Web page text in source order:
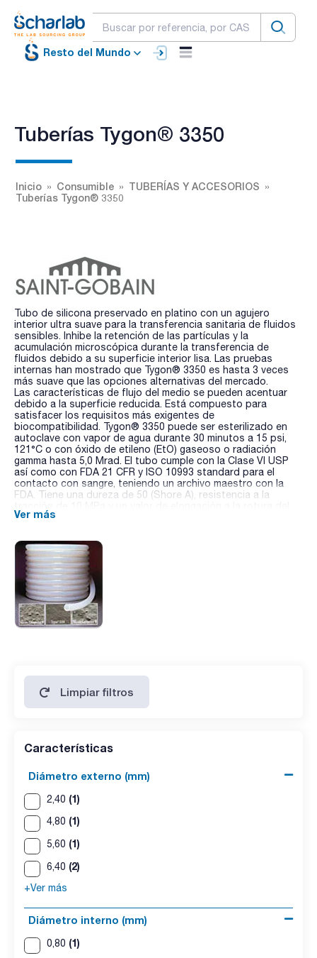
Resto del Mundo
Tuberías Tygon® 3350
Inicio Consumible
TUBERÍAS Y ACCESORIOS
Tuberías Tygon® 3350
Tubo de silicona preservado en platino con un agujero
interior ultra suave para la transferencia sanitaria de fluidos
sensibles. Inhibe la retención de las partículas y la
acumulación microscópica durante la transferencia de
fluidos debido a su superficie interior lisa. Las pruebas
internas han mostrado que Tygon® 3350 es hasta 3 veces
más suave que las opciones alternativas del mercado.
Las características de flujo del medio se pueden acentuar
debido a la superficie reducida. Está compuesto para
satisfacer los requisitos más exigentes de
biocompatibilidad. Tygon® 3350 puede ser esterilizado en
autoclave con vapor de agua durante 30 minutos a 15 psi,
121°C o con óxido de etileno (EtO) gaseoso o radiación
gamma hasta 5,0 Mrad. El tubo cumple con la Clase VI USP
así como con FDA 21 CFR y ISO 10993 standard para el
contacto con sangre, teniendo un archivo maestro con la
FDA. Tiene una dureza de 50 (Shore A), resistencia a la
770%.
Ver más
Limpiar filtros
Características
Diámetro externo (mm)
2,40 (1)
4,80 (1)
5,60 (1)
6,40 (2)
+Ver más
Diámetro interno (mm)
0,80 (1)